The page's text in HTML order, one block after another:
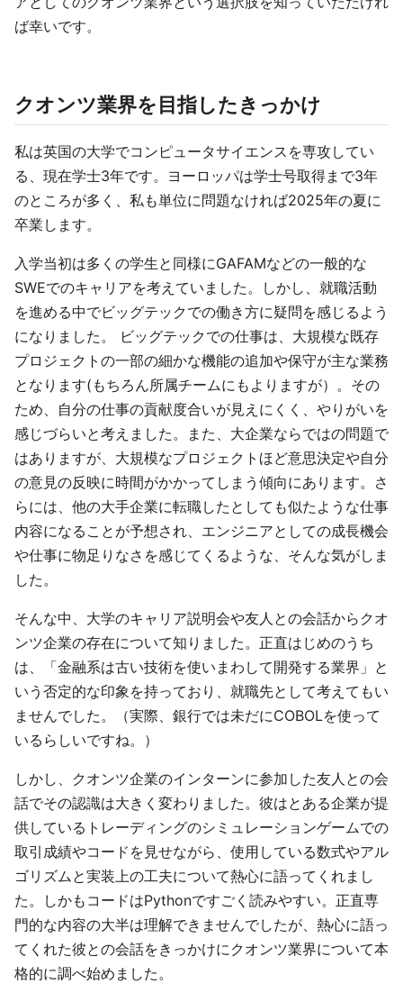
ば幸いです。
クオンツ業界を目指したきっかけ
私は英国の大学でコンピュータサイエンスを専攻してい
る、現在学士3年です。ヨーロッパは学士号取得まで3年
のところが多く、私も単位に問題なければ2025年の夏に
卒業します。
入学当初は多くの学生と同様にGAFAMなどの一般的な
SWEでのキャリアを考えていました。しかし、就職活動
を進める中でビッグテックでの働き方に疑問を感じるよう
になりました。 ビッグテックでの仕事は、大規模な既存
プロジェクトの一部の細かな機能の追加や保守が主な業務
となります(もちろん所属チームにもよりますが）。その
ため、自分の仕事の貢献度合いが見えにくく、やりがいを
感じづらいと考えました。また、大企業ならではの問題で
はありますが、大規模なプロジェクトほど意思決定や自分
の意見の反映に時間がかかってしまう傾向にあります。さ
らには、他の大手企業に転職したとしても似たような仕事
内容になることが予想され、エンジニアとしての成長機会
や仕事に物足りなさを感じてくるような、そんな気がしま
した。
そんな中、大学のキャリア説明会や友人との会話からクオ
ンツ企業の存在について知りました。正直はじめのうち
は、「金融系は古い技術を使いまわして開発する業界」と
いう否定的な印象を持っており、就職先として考えてもい
ませんでした。（実際、銀行では未だにCOBOLを使って
いるらしいですね。）
しかし、クオンツ企業のインターンに参加した友人との会
話でその認識は大きく変わりました。彼はとある企業が提
供しているトレーディングのシミュレーションゲームでの
取引成績やコードを見せながら、使用している数式やアル
ゴリズムと実装上の工夫について熱心に語ってくれまし
た。しかもコードはPythonですごく読みやすい。正直専
門的な内容の大半は理解できませんでしたが、熱心に語っ
てくれた彼との会話をきっかけにクオンツ業界について本
格的に調べ始めました。